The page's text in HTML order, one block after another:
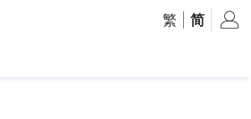
繁 简